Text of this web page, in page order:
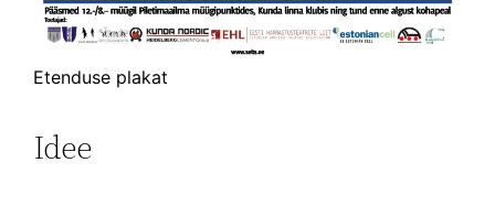
Etenduse plakat
Idee